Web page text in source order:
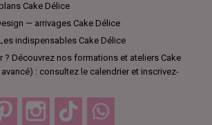
Cake Délice
— arrivages Cake Délice
indispensables Cake Délice
? Découvrez nos formations et ateliers Cake
: consultez le calendrier et inscrivez-
Pinterest Instagram TikTok